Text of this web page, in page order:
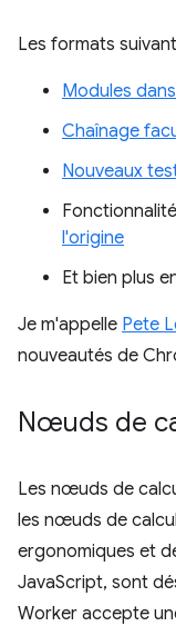
Les formats
Modules
Chaînage
Nouveaux
l'origine
Et bien plus
Je m'appelle Pete
nouveautés de
Nœuds de
Les nœuds de
les nœuds de
ergonomiques et
JavaScript, sont
Worker accepte